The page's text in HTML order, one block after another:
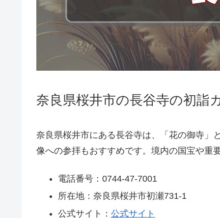
奈良県桜井市の長谷寺の初詣
奈良県桜井市にある長谷寺は、「花の御寺」
像への参拝もおすすめです。境内の国宝や重
電話番号：0744-47-7001
所在地：奈良県桜井市初瀬731-1
公式サイト： 公式サイト